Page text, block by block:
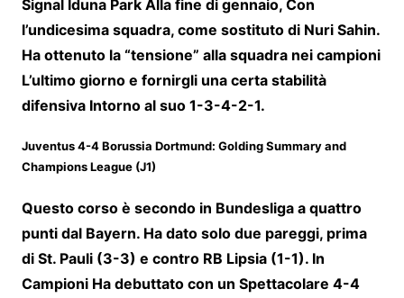
Signal Iduna ParkAlla fine di gennaio, Con
l’undicesima squadra, come sostituto di Nuri Sahin.
Ha ottenuto la “tensione” alla squadra nei campioni
L’ultimo giorno e fornirgli una certa stabilità
difensiva Intorno al suo 1-3-4-2-1.
Juventus 4-4 Borussia Dortmund: Golding Summary and
Champions League (J1)
Questo corso è secondo in Bundesliga a quattro
punti dal Bayern. Ha dato solo due pareggi, prima
di St. Pauli (3-3) e contro RB Lipsia (1-1). In
CampioniHa debuttato con un Spettacolare 4-4